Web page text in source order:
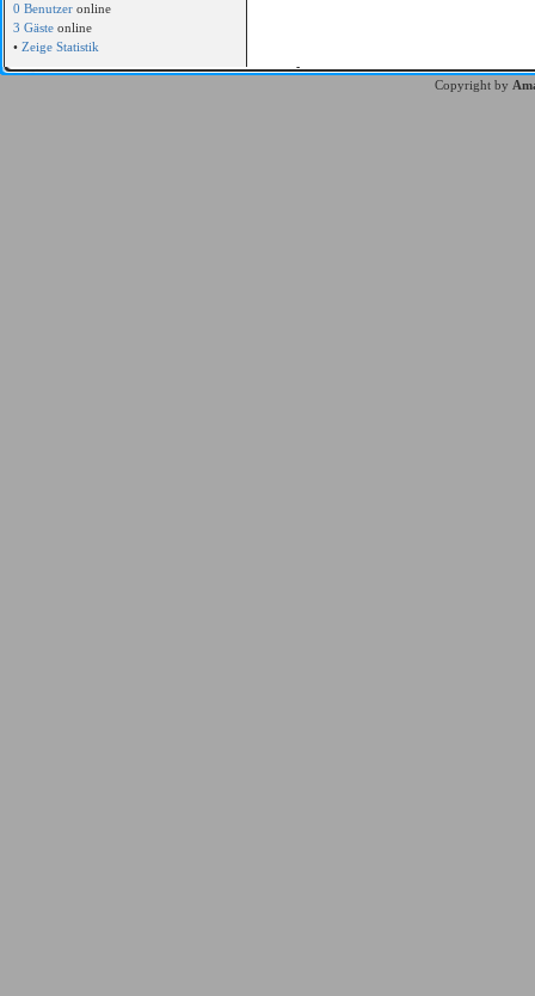
0 Benutzer online
3 Gäste online
• Zeige Statistik
Copyright by